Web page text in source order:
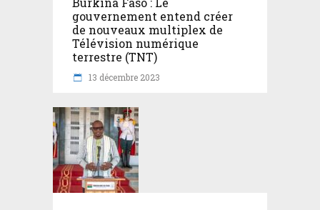
gouvernement entend créer
de nouveaux multiplex de
Télévision numérique
terrestre (TNT)
13 décembre 2023